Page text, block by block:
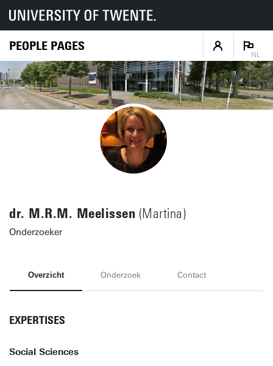
PEOPLE PAGES
NL
dr. M.R.M. Meelissen (Martina)
Onderzoeker
Overzicht Onderzoek Contact
EXPERTISES
Social Sciences